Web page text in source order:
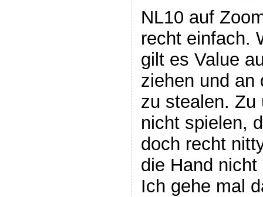
NL10 auf
recht einfach.
gilt es Value
ziehen und an
zu stealen. Zu
nicht spielen,
doch recht
die Hand
Ich gehe mal